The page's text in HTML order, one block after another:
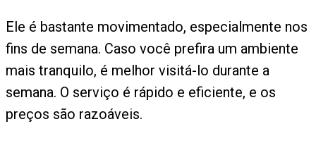
Ele é bastante movimentado, especialmente nos
fins de semana. Caso você prefira um ambiente
mais tranquilo, é melhor visitá-lo durante a
semana. O serviço é rápido e eficiente, e os
preços são razoáveis.